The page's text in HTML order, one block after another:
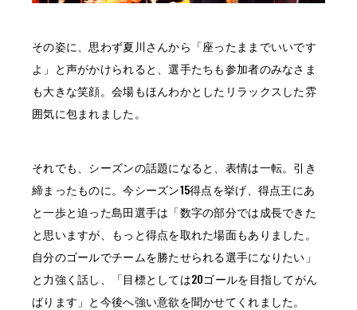
その姿に、思わず夏川さんから「座ったままでいいです
よ」と声がかけられると、選手たちも参加者のみなさま
も大きな笑顔。会場もほんわかとしたリラックスした雰
囲気に包まれました。
それでも、シーズンの話題になると、表情は一転。引き
締まったものに。今シーズン15得点を挙げ、得点王にあ
と一歩と迫った島田選手は「数字の部分では成長できた
と思いますが、もっと得点を取れた場面もありました。
自分のゴールでチームを勝たせられる選手になりたい」
と力強く話し、「目標としては20ゴールを目指してがん
ばります」と今後へ強い意欲を聞かせてくれました。